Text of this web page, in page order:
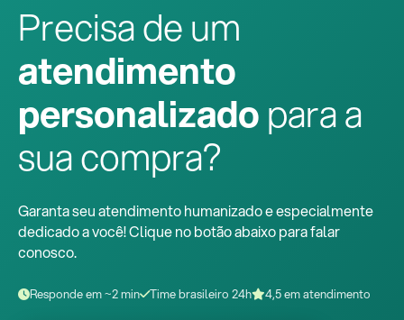
Precisa de um
atendimento
personalizadopara a
sua compra?
Garanta seu atendimento humanizado e especialmente
dedicado a você! Clique no botão abaixo para falar
conosco.
Responde em ~2 min Time brasileiro 24h 4,5 em atendimento